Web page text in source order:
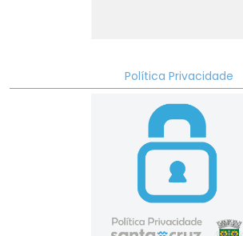
Política Privacidade